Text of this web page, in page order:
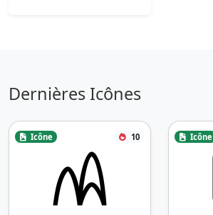
Dernières Icônes
Icône 10 Icône